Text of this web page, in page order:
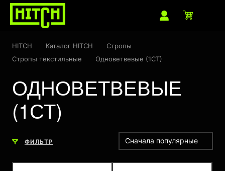
HITCH Каталог HITCH
Стропы
Стропы текстильные
Одноветвевые (1СТ)
ОДНОВЕТВЕВЫЕ
(1СТ)
ФИЛЬТР Сначала популярные